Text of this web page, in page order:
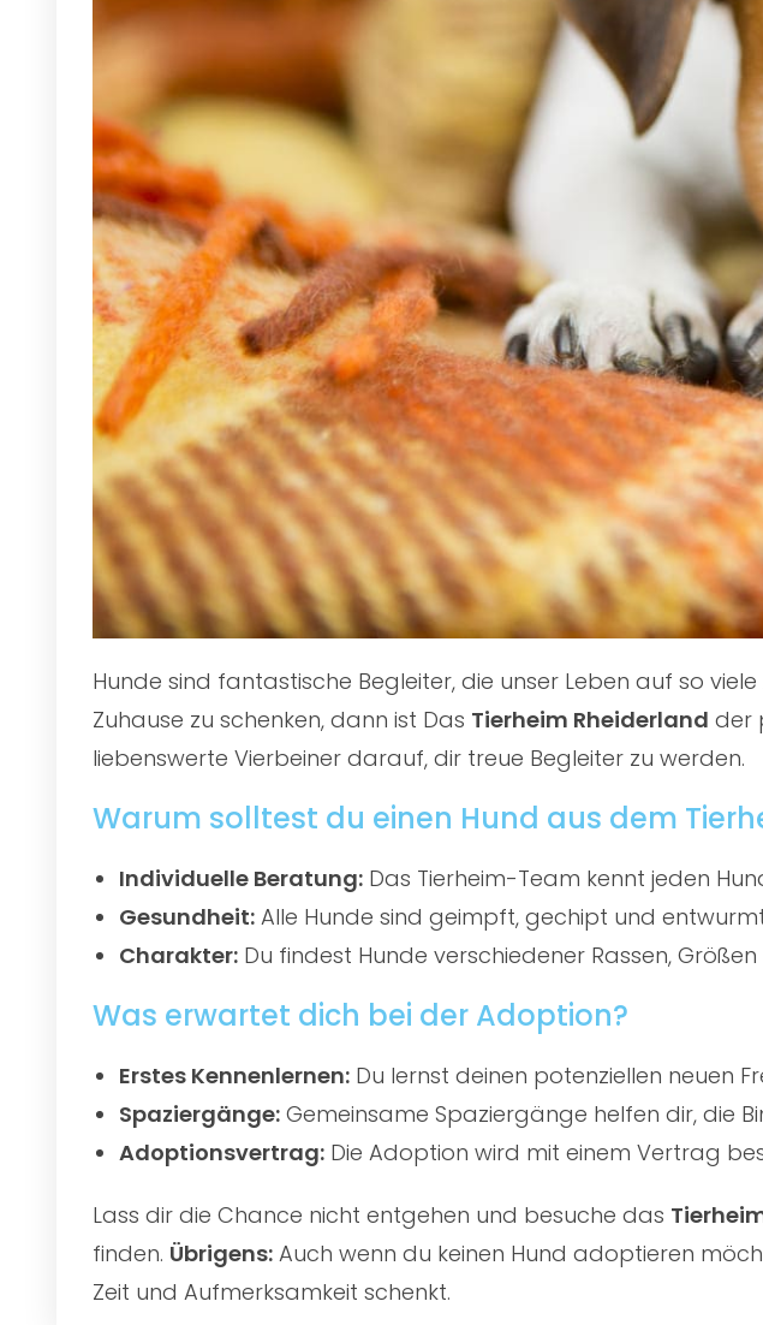
Hunde sind fantastische Begleiter, die unser Leben auf so
Zuhause zu schenken, dann ist Das Tierheim Rheiderland der
liebenswerte Vierbeiner darauf, dir treue Begleiter zu werden.
Warum solltest du einen Hund aus dem
Individuelle Beratung: Das Tierheim-Team kennt jeden
Gesundheit: Alle Hunde sind geimpft, gechipt und
Charakter: Du findest Hunde verschiedener Rassen,
Was erwartet dich bei der Adoption?
Erstes Kennenlernen: Du lernst deinen potenziellen neuen
Spaziergänge: Gemeinsame Spaziergänge helfen dir, die
Adoptionsvertrag: Die Adoption wird mit einem Vertrag
Lass dir die Chance nicht entgehen und besuche das
finden. Übrigens: Auch wenn du keinen Hund adoptieren
Zeit und Aufmerksamkeit schenkt.